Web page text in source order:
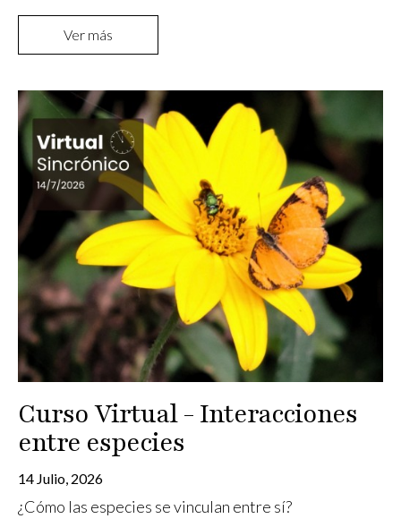
Ver más
Curso Virtual - Interacciones
entre especies
14 Julio, 2026
¿Cómo las especies se vinculan entre sí?